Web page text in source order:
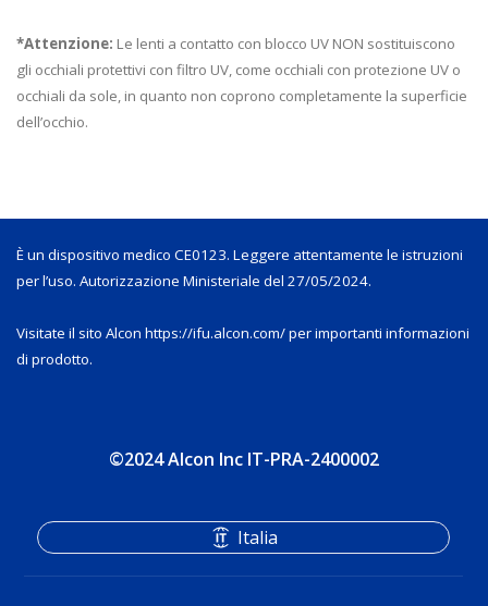
*Attenzione: Le lenti a contatto con blocco UV NON sostituiscono
gli occhiali protettivi con filtro UV, come occhiali con protezione UV o
occhiali da sole, in quanto non coprono completamente la superficie
dell’occhio.
È un dispositivo medico CE0123. Leggere attentamente le istruzioni
per l’uso. Autorizzazione Ministeriale del 27/05/2024.
Visitate il sito Alcon https://ifu.alcon.com/ per importanti informazioni
di prodotto.
©2024 Alcon Inc IT-PRA-2400002
Italia